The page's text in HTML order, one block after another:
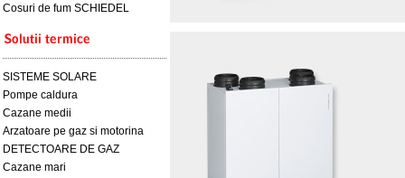
Cosuri de fum SCHIEDEL
SISTEME SOLARE
Pompe caldura
Cazane medii
Arzatoare pe gaz si motorina
DETECTOARE DE GAZ
Cazane mari